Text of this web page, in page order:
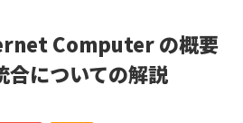
Computer の概要
についての解説